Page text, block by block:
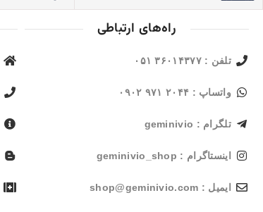
راه‌های ارتباطی
تلفن : ۳۶۰۱۴۳۷۷ ۰۵۱
واتساپ : ۲۰۴۴ ۹۷۱ ۰۹۰۲
تلگرام : geminivio
اینستاگرام : geminivio_shop
ایمیل : shop@geminivio.com​